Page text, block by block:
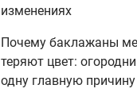
изменениях
Почему баклажаны
теряют цвет:
одну главную причину